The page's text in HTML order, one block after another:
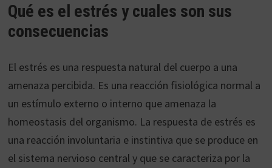
Qué es el estrés y cuales son sus
consecuencias
El estrés es una respuesta natural del cuerpo a una
amenaza percibida. Es una reacción fisiológica normal a
un estímulo externo o interno que amenaza la
homeostasis del organismo. La respuesta de estrés es
una reacción involuntaria e instintiva que se produce en
el sistema nervioso central y que se caracteriza por la